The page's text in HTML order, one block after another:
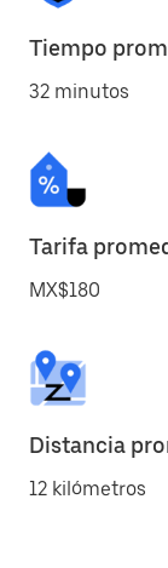
Tiempo
32 minutos
Tarifa
MX$180
Distancia
12 kilómetros